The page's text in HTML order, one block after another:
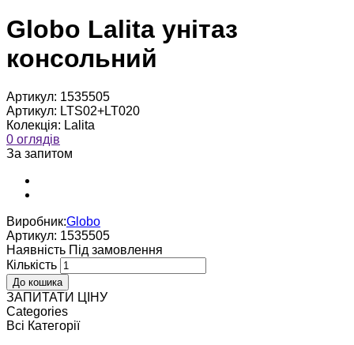
Globo Lalita унітаз
консольний
Артикул: 1535505
Артикул: LTS02+LT020
Колекція: Lalita
0 оглядів
За запитом
Виробник:Globo
Артикул: 1535505
Наявнiсть Пiд замовлення
Кількість
ЗАПИТАТИ ЦІНУ
Categories
Всі Категорії